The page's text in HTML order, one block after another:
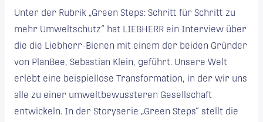
Unter der Rubrik „Green Steps: Schritt für Schritt zu
mehr Umweltschutz“ hat LIEBHERR ein Interview über
die die Liebherr-Bienen mit einem der beiden Gründer
von PlanBee, Sebastian Klein, geführt. Unsere Welt
erlebt eine beispiellose Transformation, in der wir uns
alle zu einer umweltbewussteren Gesellschaft
entwickeln. In der Storyserie „Green Steps“ stellt die